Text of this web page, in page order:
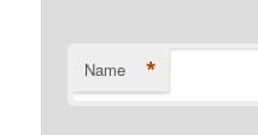
Name *